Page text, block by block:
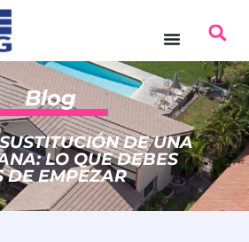
Blog
DE UNA
LO QUE DEBES
DE EMPEZAR